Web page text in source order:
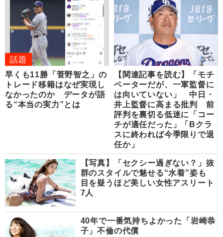
話題
早くも11勝「菅野智之」の
トレード移籍はなぜ実現し
なかったのか データが語
る“本当の実力”とは
【関連記事を読む】「モチ
ベーターだが、一軍監督に
は向いていない」 中日・
井上監督に高まる批判 前
評判を裏切る低迷に「コー
チが適任だった」「Bクラ
スに終われば今季限りで退
任か」
【写真】「セクシー過ぎない？」抜
群のスタイルで魅せる“水着”姿も
目を疑うほど美しい女性アスリート
7人
40年で一番気持ちよかった「岩崎恭
子」不倫の代償